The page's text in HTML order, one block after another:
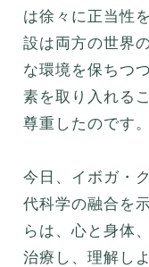
は徐々に正当性
設は両方の世界
な環境を保ちつ
素を取り入れる
尊重したのです。
今日、イボガ・
代科学の融合を
らは、心と身体
治療し、理解し